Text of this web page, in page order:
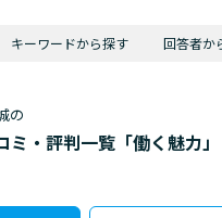
キーワードから探す 回答者か
の
・評判一覧「働く魅力」